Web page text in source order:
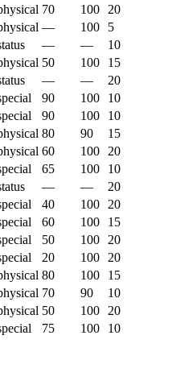
70 100
20
— 100
5
— —
10
50 100
15
— —
20
90 100
10
90 100
10
80 90
15
60 100
20
65 100
10
— —
20
40 100
20
60 100
15
50 100
20
20 100
20
80 100
15
70 90
10
50 100
20
75 100 10